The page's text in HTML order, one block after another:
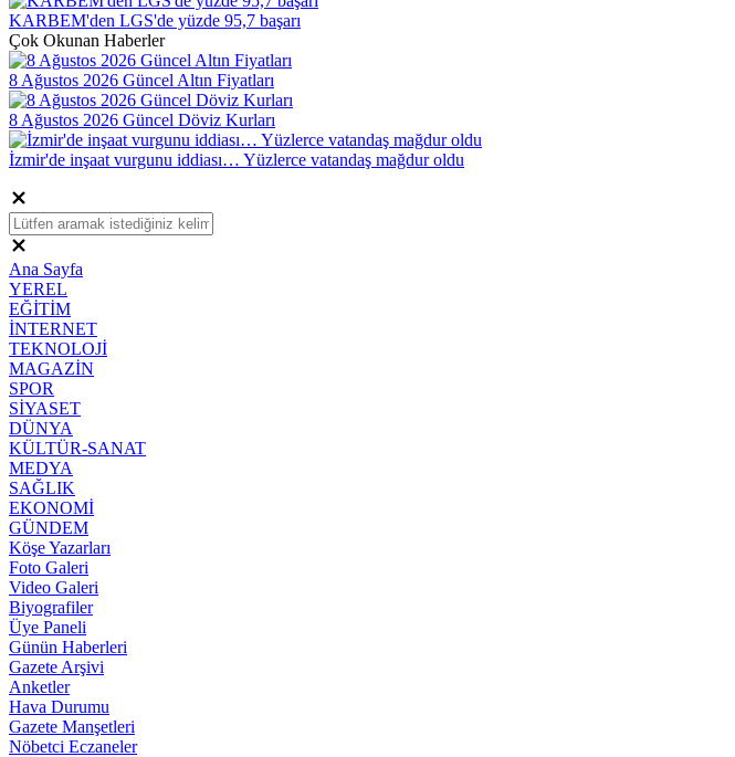
KARBEM'den LGS'de yüzde 95,7 başarı
Çok Okunan Haberler
8 Ağustos 2026 Güncel Altın Fiyatları
8 Ağustos 2026 Güncel Döviz Kurları
İzmir'de inşaat vurgunu iddiası… Yüzlerce vatandaş mağdur oldu
Ana Sayfa
YEREL
EĞİTİM
İNTERNET
TEKNOLOJİ
MAGAZİN
SPOR
SİYASET
DÜNYA
KÜLTÜR-SANAT
MEDYA
SAĞLIK
EKONOMİ
GÜNDEM
Köşe Yazarları
Foto Galeri
Video Galeri
Biyografiler
Üye Paneli
Günün Haberleri
Gazete Arşivi
Anketler
Hava Durumu
Gazete Manşetleri
Nöbetci Eczaneler